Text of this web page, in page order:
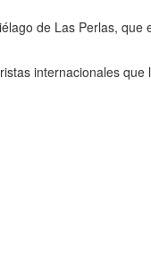
de Las Perlas,
internacionales